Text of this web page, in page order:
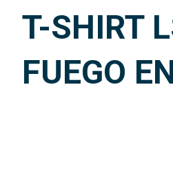
T-SHIRT
FUEGO